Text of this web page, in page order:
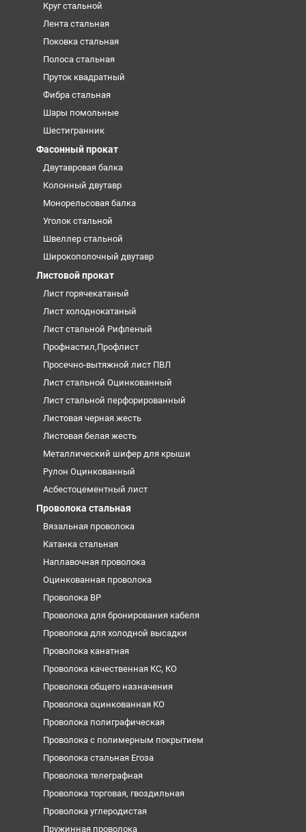
Круг стальной
Лента стальная
Поковка стальная
Полоса стальная
Пруток квадратный
Фибра стальная
Шары помольные
Шестигранник
Фасонный прокат
Двутавровая балка
Колонный двутавр
Монорельсовая балка
Уголок стальной
Швеллер стальной
Широкополочный двутавр
Листовой прокат
Лист горячекатаный
Лист холоднокатаный
Лист стальной Рифленый
Профнастил,Профлист
Просечно-вытяжной лист ПВЛ
Лист стальной Оцинкованный
Лист стальной перфорированный
Листовая черная жесть
Листовая белая жесть
Металлический шифер для крыши
Рулон Оцинкованный
Асбестоцементный лист
Проволока стальная
Вязальная проволока
Катанка стальная
Наплавочная проволока
Оцинкованная проволока
Проволока ВР
Проволока для бронирования кабеля
Проволока для холодной высадки
Проволока канатная
Проволока качественная КС, КО
Проволока общего назначения
Проволока оцинкованная КО
Проволока полиграфическая
Проволока с полимерным покрытием
Проволока стальная Егоза
Проволока телеграфная
Проволока торговая, гвоздильная
Проволока углеродистая
Пружинная проволока